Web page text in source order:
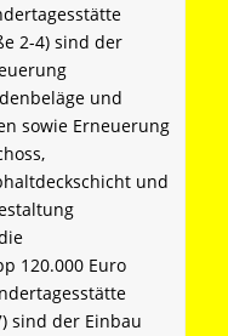
2-4) sind der
und
sowie Erneuerung
und
120.000 Euro
sind der Einbau